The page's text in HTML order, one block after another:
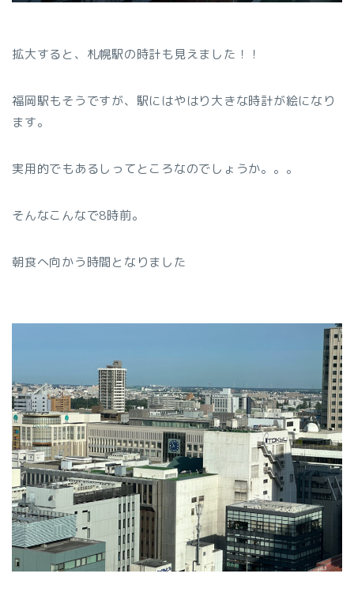
拡大すると、札幌駅の時計も見えました！！
福岡駅もそうですが、駅にはやはり大きな時計が絵になり
ます。
実用的でもあるしってところなのでしょうか。。。
そんなこんなで8時前。
朝食へ向かう時間となりました